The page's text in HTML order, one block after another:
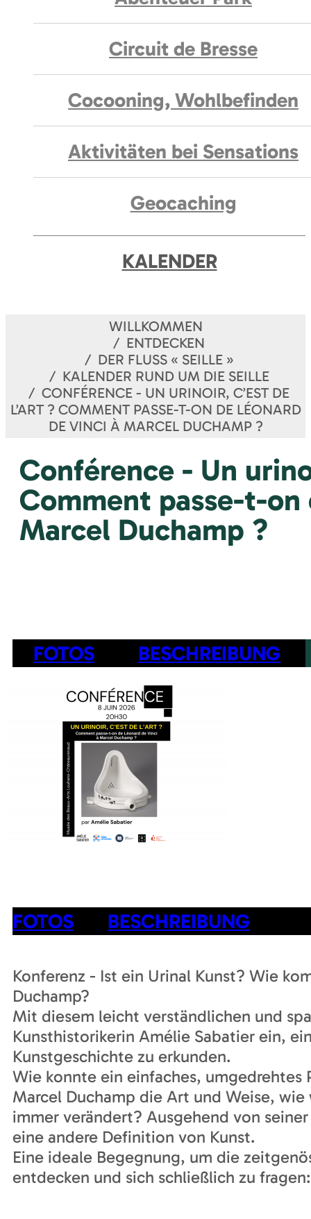
Circuit de Bresse
Cocooning, Wohlbefinden
Aktivitäten bei Sensations
Geocaching
KALENDER
WILLKOMMEN
ENTDECKEN
DER FLUSS « SEILLE »
KALENDER RUND UM DIE SEILLE
CONFÉRENCE - UN URINOIR, C’EST DE
L’ART ? COMMENT PASSE-T-ON DE LÉONARD
DE VINCI À MARCEL DUCHAMP ?
Conférence - Un
Comment passe-t-on
Marcel Duchamp ?
FOTOS BESCHREIBUNG
FOTOS BESCHREIBUNG
Konferenz - Ist ein Urinal Kunst? Wie
Duchamp?
Mit diesem leicht verständlichen und
Kunsthistorikerin Amélie Sabatier ein,
Kunstgeschichte zu erkunden.
Wie konnte ein einfaches, umgedrehtes
Marcel Duchamp die Art und Weise,
immer verändert? Ausgehend von
eine andere Definition von Kunst.
Eine ideale Begegnung, um die
entdecken und sich schließlich zu